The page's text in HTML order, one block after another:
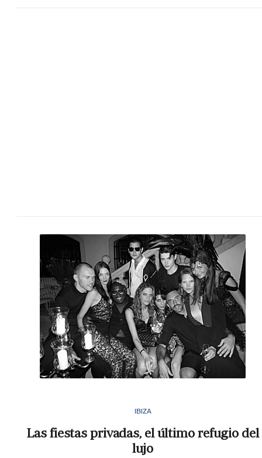
IBIZA
Las fiestas privadas, el último refugio del
lujo